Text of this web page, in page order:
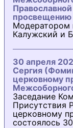
просвещению
Модератором
Калужский и
30 апреля
Сергия
церковному
Заседание
Присутствия
церковному
состоялось